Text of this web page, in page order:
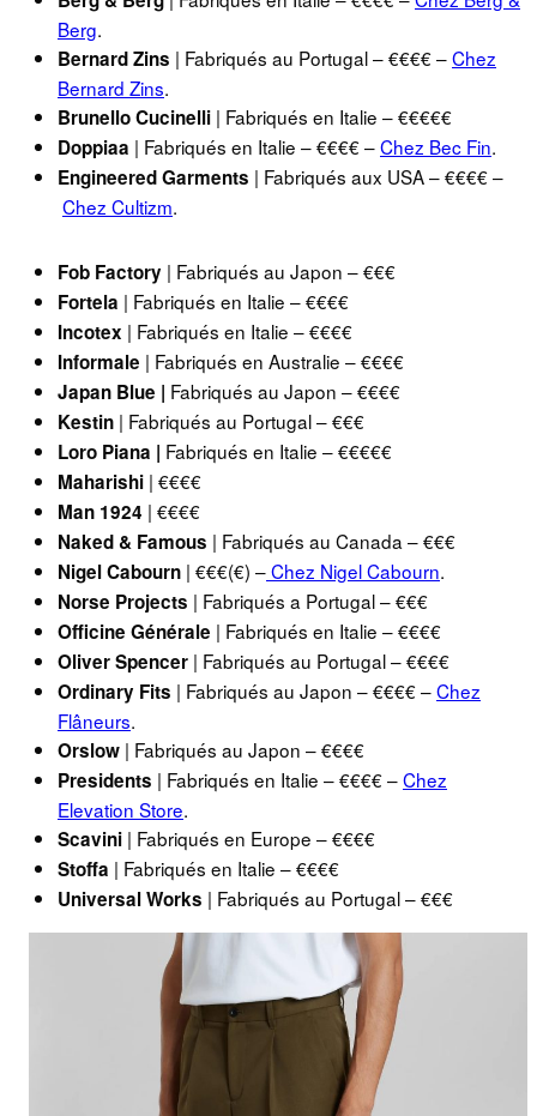
Berg.
Bernard Zins | Fabriqués au Portugal – €€€€ –Chez
Bernard Zins.
Brunello Cucinelli | Fabriqués en Italie – €€€€€
Doppiaa | Fabriqués en Italie – €€€€ –Chez Bec Fin.
Engineered Garments | Fabriqués aux USA – €€€€ –
Chez Cultizm.
Fob Factory | Fabriqués au Japon – €€€
Fortela | Fabriqués en Italie – €€€€
Incotex | Fabriqués en Italie – €€€€
Informale | Fabriqués en Australie – €€€€
Japan Blue | Fabriqués au Japon – €€€€
Kestin | Fabriqués au Portugal – €€€
Loro Piana | Fabriqués en Italie – €€€€€
Maharishi | €€€€
Man 1924 | €€€€
Naked & Famous | Fabriqués au Canada – €€€
Nigel Cabourn | €€€(€) –Chez Nigel Cabourn.
Norse Projects | Fabriqués a Portugal – €€€
Officine Générale | Fabriqués en Italie – €€€€
Oliver Spencer | Fabriqués au Portugal – €€€€
Ordinary Fits | Fabriqués au Japon – €€€€ –Chez
Flâneurs.
Orslow | Fabriqués au Japon – €€€€
Presidents | Fabriqués en Italie – €€€€ –Chez
Elevation Store.
Scavini | Fabriqués en Europe – €€€€
Stoffa | Fabriqués en Italie – €€€€
Universal Works | Fabriqués au Portugal – €€€